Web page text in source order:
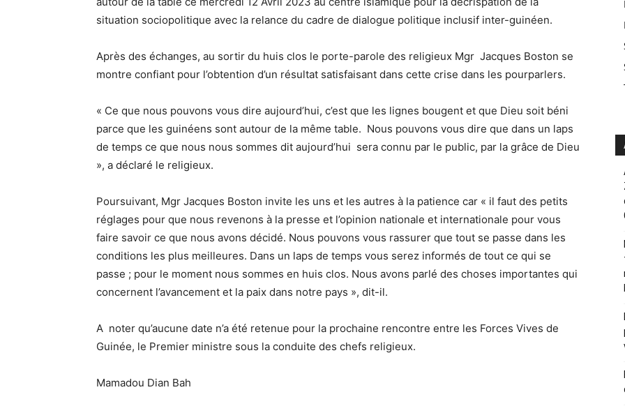
situation sociopolitique avec la relance du cadre de dialogue politique inclusif inter-guinéen.
Après des échanges, au sortir du huis clos le porte-parole des religieux Mgr Jacques Boston se
montre confiant pour l’obtention d’un résultat satisfaisant dans cette crise dans les pourparlers.
« Ce que nous pouvons vous dire aujourd’hui, c’est que les lignes bougent et que Dieu soit béni
parce que les guinéens sont autour de la même table. Nous pouvons vous dire que dans un laps
de temps ce que nous nous sommes dit aujourd’hui sera connu par le public, par la grâce de Dieu
», a déclaré le religieux.
Poursuivant, Mgr Jacques Boston invite les uns et les autres à la patience car « il faut des petits
réglages pour que nous revenons à la presse et l’opinion nationale et internationale pour vous
faire savoir ce que nous avons décidé. Nous pouvons vous rassurer que tout se passe dans les
conditions les plus meilleures. Dans un laps de temps vous serez informés de tout ce qui se
passe ; pour le moment nous sommes en huis clos. Nous avons parlé des choses importantes qui
concernent l’avancement et la paix dans notre pays », dit-il.
A noter qu’aucune date n’a été retenue pour la prochaine rencontre entre les Forces Vives de
Guinée, le Premier ministre sous la conduite des chefs religieux.
Mamadou Dian Bah